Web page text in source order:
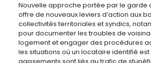
Nouvelle approche portée par le garde
offre de nouveaux leviers d’action aux
collectivités territoriales et syndics,
pour documenter les troubles de
logement et engager des procédures
les situations où un locataire identifié